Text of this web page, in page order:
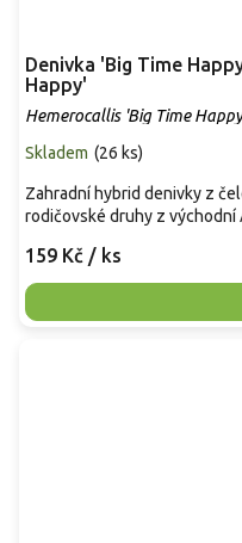
Denivka 'Big Time
Happy'
Hemerocallis 'Big Time
Skladem (26 ks)
159 Kč / ks
Zahradní hybrid denivky z
rodičovské druhy z východní